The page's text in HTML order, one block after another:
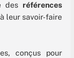
des références
leur savoir-faire
conçus pour